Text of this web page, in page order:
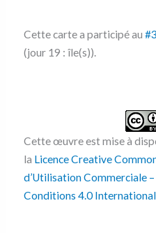
Cette carte a participé au
(jour 19 : île(s)).
Cette œuvre est mise à
la Licence Creative
d’Utilisation Commerciale
Conditions 4.0 International